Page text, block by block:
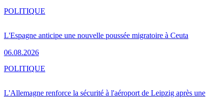
L'Espagne anticipe une nouvelle poussée migratoire à Ceuta
06.08.2026
POLITIQUE
L'Allemagne renforce la sécurité à l'aéroport de Leipzig après une
POLITIQUE